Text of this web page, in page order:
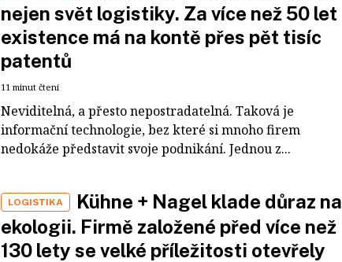
nejen svět logistiky. Za více než 50 let
existence má na kontě přes pět tisíc
patentů
11 minut čtení
Neviditelná, a přesto nepostradatelná. Taková je
informační technologie, bez které si mnoho firem
nedokáže představit svoje podnikání. Jednou z...
LOGISTIKA
Kühne + Nagel klade důraz na
ekologii. Firmě založené před více než
130 lety se velké příležitosti otevřely